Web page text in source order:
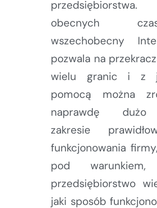
obecnych
wszechobecny
pozwala na
wielu granic i z
pomocą można
naprawdę
zakresie
funkcjonowania
pod
przedsiębiorstwo
jaki sposób